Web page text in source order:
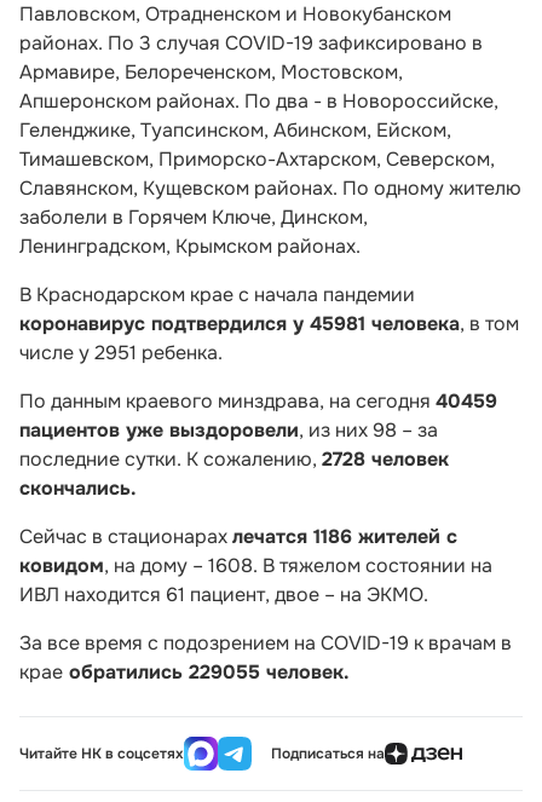
Павловском, Отрадненском и Новокубанском
районах. По 3 случая COVID-19 зафиксировано в
Армавире, Белореченском, Мостовском,
Апшеронском районах. По два - в Новороссийске,
Геленджике, Туапсинском, Абинском, Ейском,
Тимашевском, Приморско-Ахтарском, Северском,
Славянском, Кущевском районах. По одному жителю
заболели в Горячем Ключе, Динском,
Ленинградском, Крымском районах.
В Краснодарском крае с начала пандемии
коронавирус подтвердился у 45981 человека, в том
числе у 2951 ребенка.
По данным краевого минздрава, на сегодня 40459
пациентов уже выздоровели, из них 98 – за
последние сутки. К сожалению, 2728 человек
скончались.
Сейчас в стационарахлечатся 1186 жителей с
ковидом, на дому – 1608. В тяжелом состоянии на
ИВЛ находится 61 пациент, двое – на ЭКМО.
За все время с подозрением на COVID-19 к врачам в
крае обратились 229055 человек.
Читайте НК в соцсетях Подписаться на